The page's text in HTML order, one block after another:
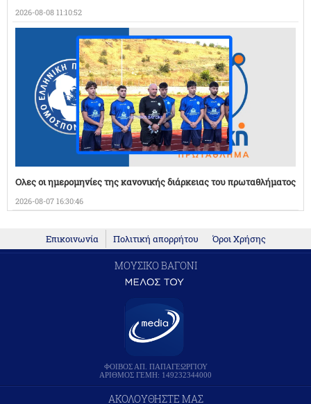
2026-08-08 11:10:52
Ολες οι ημερομηνίες της κανονικής διάρκειας του πρωταθλήματος
2026-08-07 16:30:46
Επικοινωνία Πολιτική απορρήτου Όροι Χρήσης
ΜΟΥΣΙΚΟ ΒΑΓΟΝΙ
ΦΟΙΒΟΣ ΑΠ. ΠΑΠΑΓΕΩΡΓΙΟΥ
ΑΡΙΘΜΟΣ ΓΕΜΗ: 149232344000
ΑΚΟΛΟΥΘΗΣΤΕ ΜΑΣ